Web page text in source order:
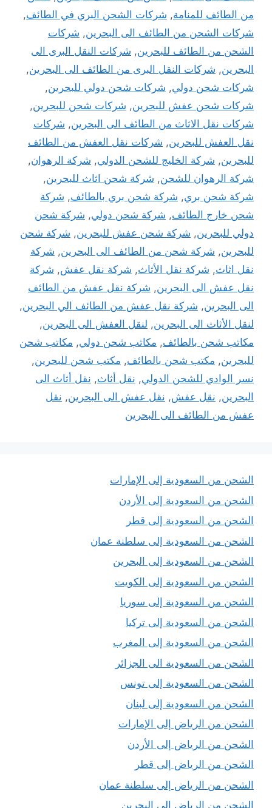
من الطائف للمنامة, شركات الشحن البري في الطائف,
شركات الشحن من الطائف الى البحرين, شركات
الشحن من الطائف للبحرين, شركات النقل البرى الى
البحرين, شركات النقل البرى من الطائف الى البحرين,
شركات شحن دولي, شركات شحن دولي للبحرين,
شركات شحن عفش للبحرين, شركات شحن للبحرين,
شركات نقل الاثاث من الطائف الى البحرين, شركات
نقل العفش للبحرين, شركات نقل العفش من الطائف
للبحرين, شركة الخليج للشحن الدولي, شركة الرهوان,
شركة الرهوان للشحن, شركة شحن اثاث للبحرين,
شركة شحن بري, شركة شحن بري بالطائف, شركة
شحن خارج الطائف, شركة شحن دولي, شركة شحن
دولي للبحرين, شركة شحن عفش للبحرين, شركة شحن
للبحرين, شركة شحن من الطائف الى البحرين, شركة
نقل اثاث, شركة نقل الأثاث, شركة نقل عفش, شركة
نقل عفش الى البحرين, شركة نقل عفش من الطائف
الى البحرين, شركة نقل عفش من الطائف الي البحرين,
لنقل الأثاث الى البحرين, لنقل العفش الى البحرين,
مكاتب شحن بالطائف, مكاتب شحن دولي, مكاتب شحن
للبحرين, مكتب شحن بالطائف, مكتب شحن للبحرين,
نسر الوادي للشحن الدولي, نقل أثاث, نقل أثاث الى
البحرين, نقل عفش, نقل عفش الى البحرين, نقل
عفش من الطائف الى البحرين
الشحن من السعودية إلى الإمارات
الشحن من السعودية إلى الأردن
الشحن من السعودية إلى قطر
الشحن من السعودية إلى سلطنة عمان
الشحن من السعودية إلى البحرين
الشحن من السعودية إلى الكويت
الشحن من السعودية إلى سوريا
الشحن من السعودية إلى تركيا
الشحن من السعودية إلى المغرب
الشحن من السعودية الى الجزائر
الشحن من السعودية إلى تونس
الشحن من السعودية إلى لبنان
الشحن من الرياض إلى الإمارات
الشحن من الرياض إلى الأردن
الشحن من الرياض إلى قطر
الشحن من الرياض إلى سلطنة عمان
الشحن من الرياض إلى البحرين